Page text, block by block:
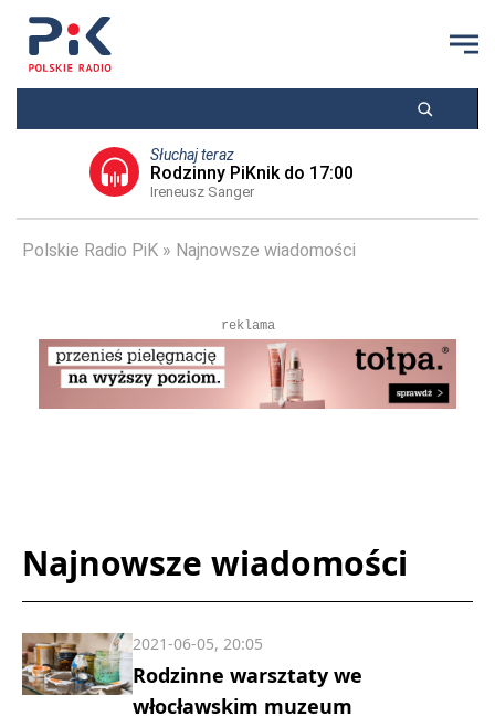
Słuchaj teraz
Rodzinny PiKnik do 17:00
Ireneusz Sanger
Polskie Radio PiK Najnowsze wiadomości
reklama
Najnowsze wiadomości
Rodzinne warsztaty we
włocławskim muzeum
2021-06-05, 20:05